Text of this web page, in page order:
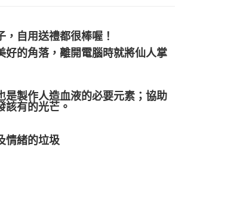
自用送禮都很棒喔！
好的角落，離開電腦時就將仙人掌
是製作人造血液的必要元素；協助
該有的光芒。
情緒的垃圾